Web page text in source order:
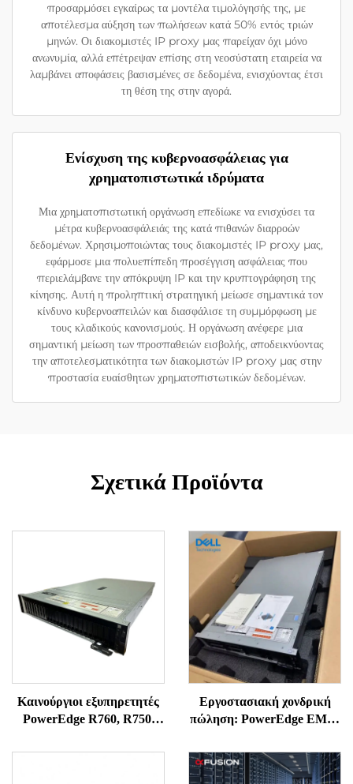
προσαρμόσει εγκαίρως τα μοντέλα τιμολόγησής της, με
αποτέλεσμα αύξηση των πωλήσεων κατά 50% εντός τριών
μηνών. Οι διακομιστές IP proxy μας παρείχαν όχι μόνο
ανωνυμία, αλλά επέτρεψαν επίσης στη νεοσύστατη εταιρεία να
λαμβάνει αποφάσεις βασισμένες σε δεδομένα, ενισχύοντας έτσι
τη θέση της στην αγορά.
Ενίσχυση της κυβερνοασφάλειας για
χρηματοπιστωτικά ιδρύματα
Μια χρηματοπιστωτική οργάνωση επεδίωκε να ενισχύσει τα
μέτρα κυβερνοασφάλειάς της κατά πιθανών διαρροών
δεδομένων. Χρησιμοποιώντας τους διακομιστές IP proxy μας,
εφάρμοσε μια πολυεπίπεδη προσέγγιση ασφάλειας που
περιελάμβανε την απόκρυψη IP και την κρυπτογράφηση της
κίνησης. Αυτή η προληπτική στρατηγική μείωσε σημαντικά τον
κίνδυνο κυβερνοαπειλών και διασφάλισε τη συμμόρφωση με
τους κλαδικούς κανονισμούς. Η οργάνωση ανέφερε μια
σημαντική μείωση των προσπαθειών εισβολής, αποδεικνύοντας
την αποτελεσματικότητα των διακομιστών IP proxy μας στην
προστασία ευαίσθητων χρηματοπιστωτικών δεδομένων.
Σχετικά Προϊόντα
Καινούργιοι εξυπηρετητές
PowerEdge R760, R750,
R7525 από το Shenzhen –
Εργοστασιακή χονδρική
πώληση: PowerEdge EMC,
διακομιστές R650, R660,
R760, R770, ράφι 1U ή 2U,